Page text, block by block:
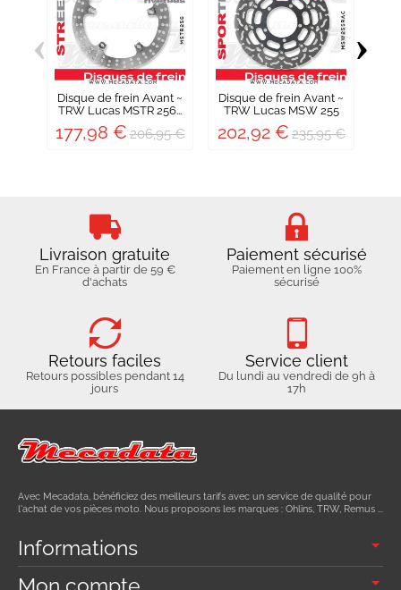
Disque de frein Avant ~
TRW Lucas MSTR 256...
177,98 €206,95 €
Disque de frein Avant ~
TRW Lucas MSW 255
RAC
202,92 €235,95 €
‹ ›
Livraison gratuite
En France à partir de 59 €
d'achats
Paiement sécurisé
Paiement en ligne 100%
sécurisé
Retours faciles
Retours possibles pendant 14
jours
Service client
Du lundi au vendredi de 9h à
17h
Avec Mecadata, bénéficiez des meilleurs tarifs avec un service de qualité pour
l'achat de vos pièces moto. Nous proposons les marques : Ohlins, TRW, Remus ...
Informations